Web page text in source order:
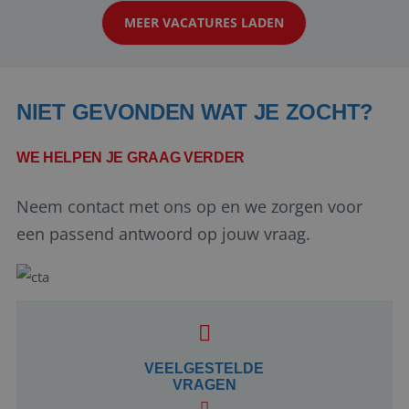
werken: of het nu gaat om vragen ...
MEER VACATURES LADEN
NIET GEVONDEN WAT JE ZOCHT?
WE HELPEN JE GRAAG VERDER
Neem contact met ons op en we zorgen voor
een passend antwoord op jouw vraag.
VEELGESTELDE
VRAGEN
Google Privacy Policy